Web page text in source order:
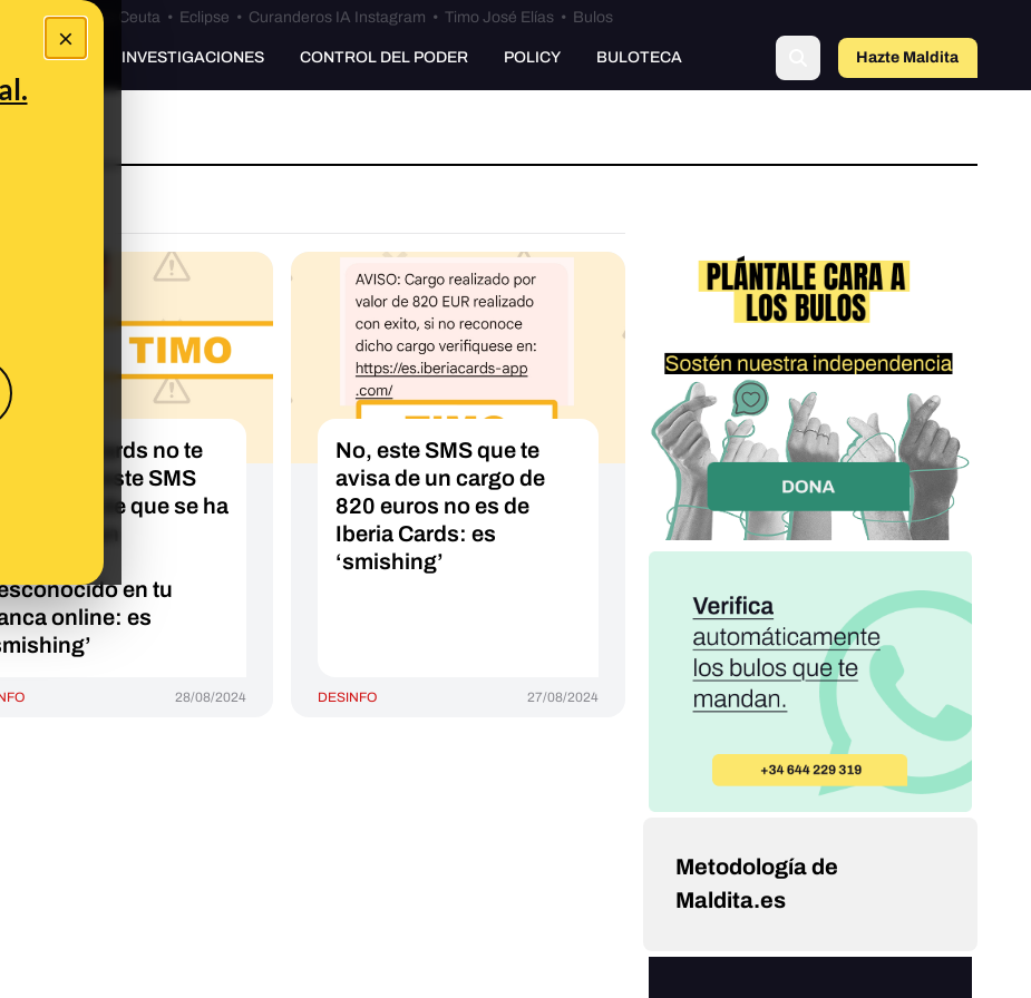
×
Ceuta•Bulos Ceuta • Eclipse • Curanderos IA Instagram • Timo José Elías • Bulos
INVESTIGACIONES CONTROL DEL PODER POLICY BULOTECA Hazte Maldita
Iberia Cards no te
enviado este SMS
avisar de que se ha
en tu
online: es
28/08/2024
No, este SMS que te
avisa de un cargo de
820 euros no es de
Iberia Cards: es
‘smishing’
DESINFO 27/08/2024
Metodología de
Maldita.es